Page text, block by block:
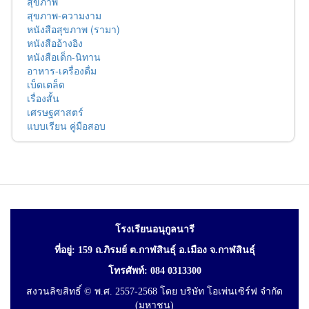
สุขภาพ-ความงาม
หนังสือสุขภาพ (รามา)
หนังสืออ้างอิง
หนังสือเด็ก-นิทาน
อาหาร-เครื่องดื่ม
เบ็ดเตล็ด
เรื่องสั้น
เศรษฐศาสตร์
แบบเรียน คู่มือสอบ
โรงเรียนอนุกูลนารี
ที่อยู่: 159 ถ.ภิรมย์ ต.กาฬสินธุ์ อ.เมือง จ.กาฬสินธุ์
โทรศัพท์: 084 0313300
สงวนลิขสิทธิ์ © พ.ศ. 2557-2568 โดย บริษัท โอเพ่นเซิร์ฟ จำกัด
(มหาชน)